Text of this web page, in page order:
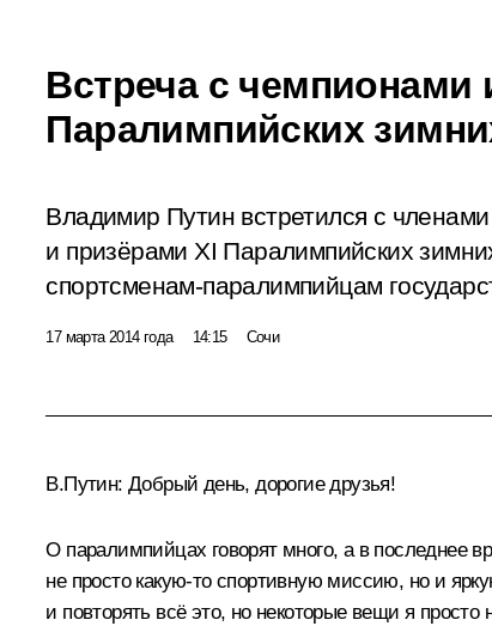
Встреча с чемпионами
Паралимпийских
Владимир Путин встретился с
и призёрами XI Паралимпийских
спортсменам-паралимпийцам
17 марта 2014 года 14:15 Сочи
В.Путин: Добрый день, дорогие друзья!
О паралимпийцах говорят много, а в последнее
не просто какую‑то спортивную миссию, но и
и повторять всё это, но некоторые вещи я просто